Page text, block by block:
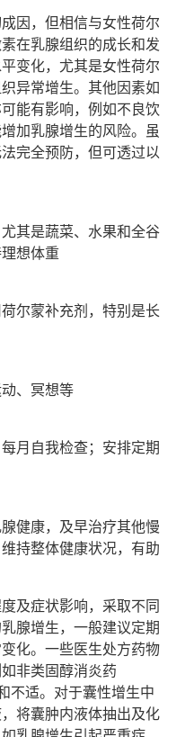
因，但相信与女性荷尔
在乳腺组织的成长和发
变化，尤其是女性荷尔
异常增生。其他因素如
能有影响，例如不良饮
加乳腺增生的风险。虽
完全预防，但可透过以
其是蔬菜、水果和全谷
想体重
尔蒙补充剂，特别是长
、冥想等
月自我检查；安排定期
健康，及早治疗其他慢
持整体健康状况，有助
及症状影响，采取不同
腺增生，一般建议定期
化。一些医生处方药物
非类固醇消炎药
不适。对于囊性增生中
将囊肿内液体抽出及化